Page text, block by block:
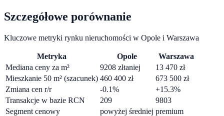
Szczegółowe porównanie
Kluczowe metryki rynku nieruchomości w Opole i Warszawa
Metryka Opole
Warszawa
Mediana ceny za m²
9208 złtaniej 13 470 zł
Mieszkanie 50 m² (szacunek) 460 400 zł 673 500 zł
Zmiana cen r/r
-0.1% +15.3%
Transakcje w bazie RCN
209
9803
Segment cenowy
powyżej średniej premium